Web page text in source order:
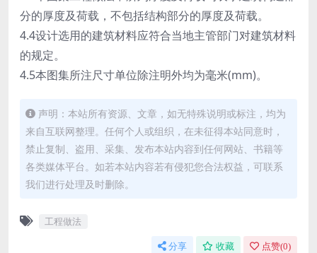
分的厚度及荷载，不包括结构部分的厚度及荷载。
4.4设计选用的建筑材料应符合当地主管部门对建筑材料
的规定。
4.5本图集所注尺寸单位除注明外均为毫米(mm)。
声明：本站所有资源、文章，如无特殊说明或标注，均为
来自互联网整理。任何个人或组织，在未征得本站同意时，
禁止复制、盗用、采集、发布本站内容到任何网站、书籍等
各类媒体平台。如若本站内容若有侵犯您合法权益，可联系
我们进行处理及时删除。
工程做法
分享 收藏 点赞(0)